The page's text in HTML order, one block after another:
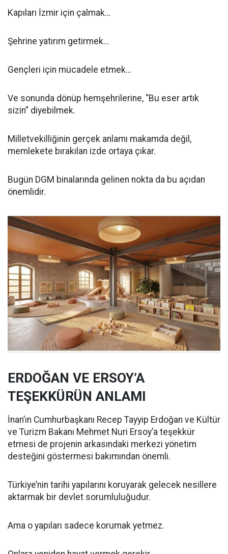
Kapıları İzmir için çalmak…
Şehrine yatırım getirmek…
Gençleri için mücadele etmek…
Ve sonunda dönüp hemşehrilerine, “Bu eser artık
sizin” diyebilmek.
Milletvekilliğinin gerçek anlamı makamda değil,
memlekete bırakılan izde ortaya çıkar.
Bugün DGM binalarında gelinen nokta da bu açıdan
önemlidir.
ERDOĞAN VE ERSOY’A
TEŞEKKÜRÜN ANLAMI
İnan’ın Cumhurbaşkanı Recep Tayyip Erdoğan ve Kültür
ve Turizm Bakanı Mehmet Nuri Ersoy’a teşekkür
etmesi de projenin arkasındaki merkezi yönetim
desteğini göstermesi bakımından önemli.
Türkiye’nin tarihi yapılarını koruyarak gelecek nesillere
aktarmak bir devlet sorumluluğudur.
Ama o yapıları sadece korumak yetmez.